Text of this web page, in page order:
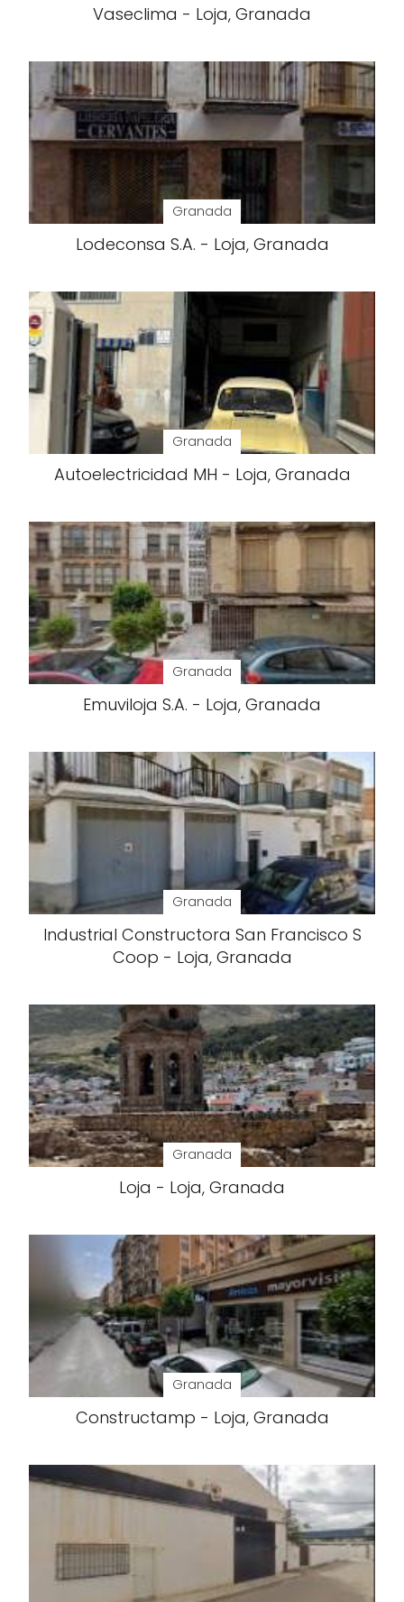
Vaseclima - Loja, Granada
Granada
Lodeconsa S.A. - Loja, Granada
Granada
Autoelectricidad MH - Loja, Granada
Granada
Emuviloja S.A. - Loja, Granada
Granada
Industrial Constructora San Francisco S
Coop - Loja, Granada
Granada
Loja - Loja, Granada
Granada
Constructamp - Loja, Granada